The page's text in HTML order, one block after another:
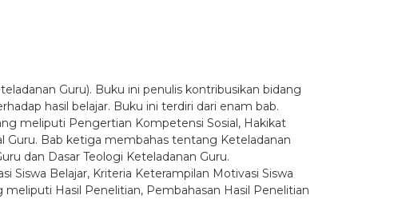
Guru). Buku ini penulis kontribusikan bidang
hasil belajar. Buku ini terdiri dari enam bab.
meliputi Pengertian Kompetensi Sosial, Hakikat
Guru. Bab ketiga membahas tentang Keteladanan
dan Dasar Teologi Keteladanan Guru.
Belajar, Kriteria Keterampilan Motivasi Siswa
Hasil Penelitian, Pembahasan Hasil Penelitian